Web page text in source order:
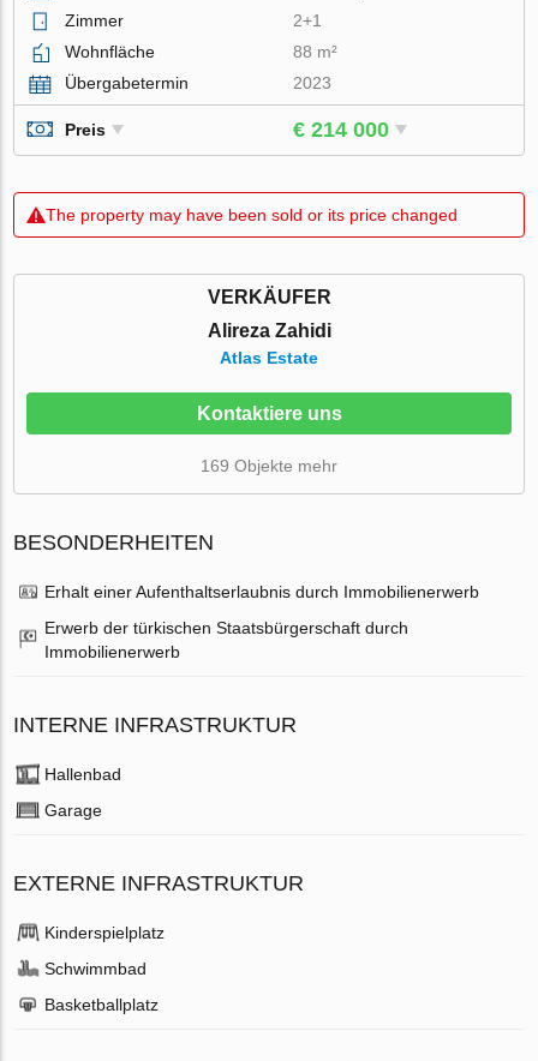
Zimmer
2+1
Wohnfläche
88 m²
Übergabetermin
2023
Preis € 214 000
The property may have been sold or its price changed
VERKÄUFER
Alireza Zahidi
Atlas Estate
Kontaktiere uns
169 Objekte mehr
BESONDERHEITEN
Erhalt einer Aufenthaltserlaubnis durch Immobilienerwerb
Erwerb der türkischen Staatsbürgerschaft durch
Immobilienerwerb
INTERNE INFRASTRUKTUR
Hallenbad
Garage
EXTERNE INFRASTRUKTUR
Kinderspielplatz
Schwimmbad
Basketballplatz